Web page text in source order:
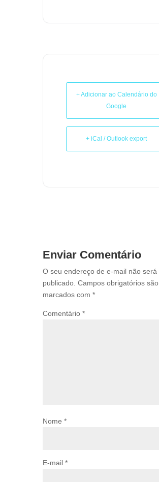
+ Adicionar ao Calendário do
Google
+ iCal / Outlook export
Enviar Comentário
O seu endereço de e-mail não será
publicado. Campos obrigatórios são
marcados com *
Comentário *
Nome *
E-mail *